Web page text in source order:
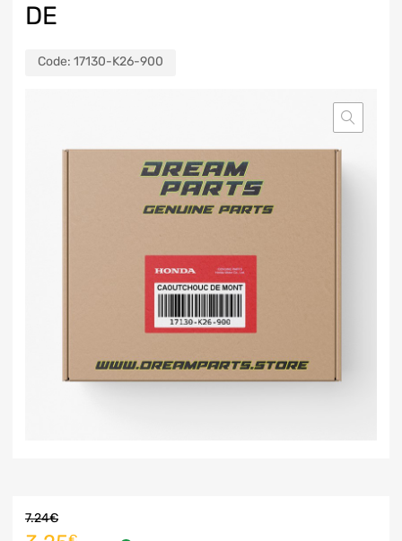
DE
Code: 17130-K26-900
7.24€